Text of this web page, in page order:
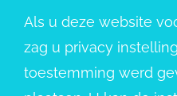
Als u deze website
zag u privacy
toestemming werd